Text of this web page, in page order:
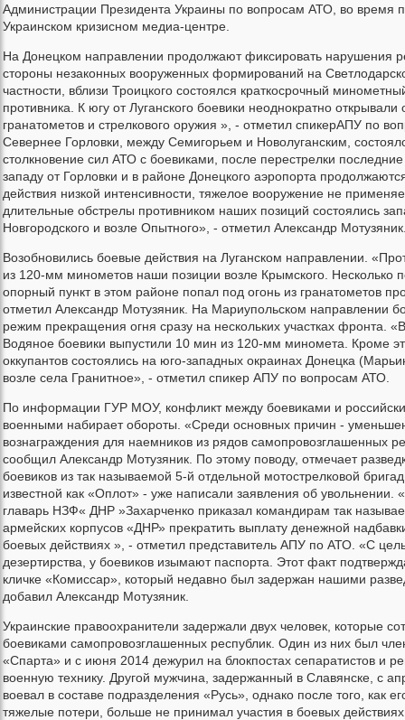
Администрации Президента Украины по вопросам АТО, во время
Украинском кризисном медиа-центре.
На Донецком направлении продолжают фиксировать нарушения
стороны незаконных вооруженных формирований на
частности, вблизи Троицкого состоялся краткосрочный
противника. К югу от Луганского боевики неоднократно открывали
гранатометов и стрелкового оружия », - отметил спикерАПУ по
Севернее Горловки, между Семигорьем и Новолуганским,
столкновение сил АТО с боевиками, после перестрелки
западу от Горловки и в районе Донецкого аэропорта
действия низкой интенсивности, тяжелое вооружение не
длительные обстрелы противником наших позиций состоялись
Новгородского и возле Опытного», - отметил Александр
Возобновились боевые действия на Луганском направлении.
из 120-мм минометов наши позиции возле Крымского. Несколько
опорный пункт в этом районе попал под огонь из гранатометов
отметил Александр Мотузяник. На Мариупольском направлении
режим прекращения огня сразу на нескольких участках фронта.
Водяное боевики выпустили 10 мин из 120-мм миномета. Кроме
оккупантов состоялись на юго-западных окраинах Донецка
возле села Гранитное», - отметил спикер АПУ по вопросам АТО.
По информации ГУР МОУ, конфликт между боевиками и
военными набирает обороты. «Среди основных причин -
вознаграждения для наемников из рядов самопровозглашенных
сообщил Александр Мотузяник. По этому поводу, отмечает
боевиков из так называемой 5-й отдельной мотострелковой
известной как «Оплот» - уже написали заявления об увольнении.
главарь НЗФ« ДНР »Захарченко приказал командирам так
армейских корпусов «ДНР» прекратить выплату денежной
боевых действиях », - отметил представитель АПУ по АТО. «С
дезертирства, у боевиков изымают паспорта. Этот факт
кличке «Комиссар», который недавно был задержан нашими
добавил Александр Мотузяник.
Украинские правоохранители задержали двух человек, которые
боевиками самопровозглашенных республик. Один из них был
«Спарта» и с июня 2014 дежурил на блокпостах сепаратистов и
военную технику. Другой мужчина, задержанный в Славянске, с
воевал в составе подразделения «Русь», однако после того, как
тяжелые потери, больше не принимал участия в боевых